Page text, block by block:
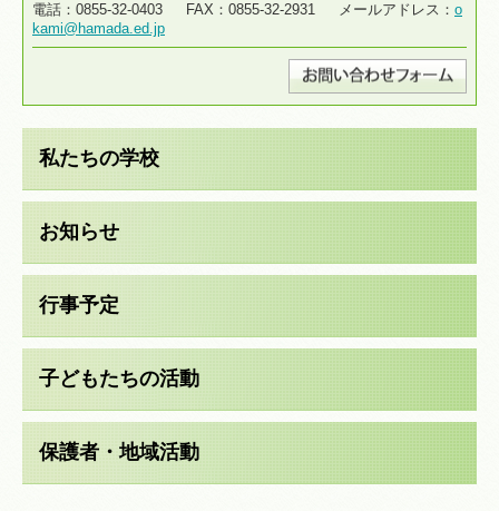
電話：0855-32-0403 FAX：0855-32-2931 メールアドレス： o
kami@hamada.ed.jp
私たちの学校
お知らせ
行事予定
子どもたちの活動
保護者・地域活動